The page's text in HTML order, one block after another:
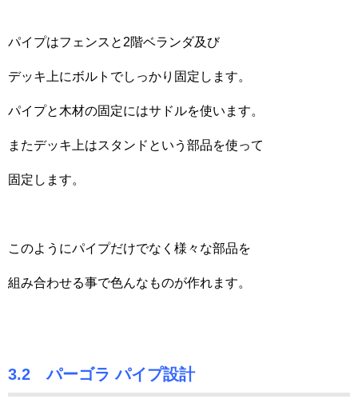
パイプはフェンスと2階ベランダ及び
デッキ上にボルトでしっかり固定します。
パイプと木材の固定にはサドルを使います。
またデッキ上はスタンドという部品を使って
固定します。
このようにパイプだけでなく様々な部品を
組み合わせる事で色んなものが作れます。
3.2 パーゴラ パイプ設計